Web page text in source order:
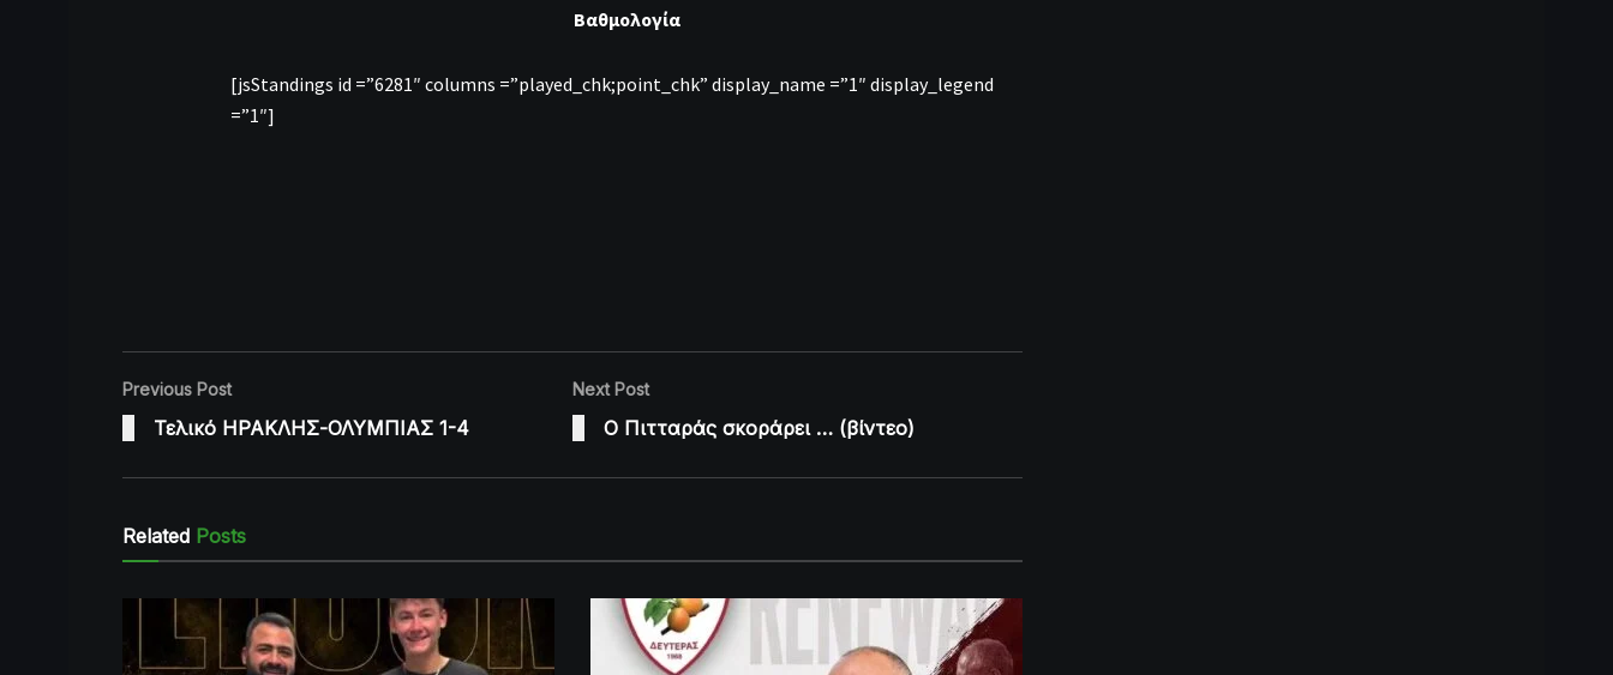
Βαθμολογία
[jsStandings id =”6281″ columns =”played_chk;point_chk” display_name =”1″ display_legend
=”1″]
Previous Post
Τελικό ΗΡΑΚΛΗΣ-ΟΛΥΜΠΙΑΣ 1-4
Next Post
Ο Πιτταράς σκοράρει … (βίντεο)
Related Posts